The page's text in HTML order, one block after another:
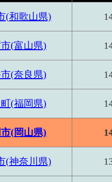
486[
、
1,389[
等
1,282[
額[百万円](2016)
：
の人件費及び派遣受
料、電力使用等額[百
料費と電力も含む年
額等[百万円](2016)
額[百万円](2016)
：
産年末現在高[百万円
10人以上事業所にお
(和歌山県)
(富山県)
(奈良県)
(福岡県)
(岡山県)
(神奈川県)